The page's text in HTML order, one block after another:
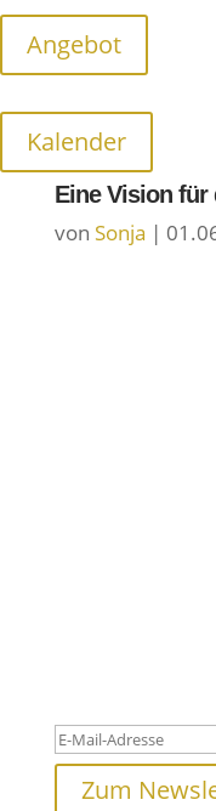
Angebot
Kalender
vonSonja|
Eine Vision für
von Sonja |
Zum